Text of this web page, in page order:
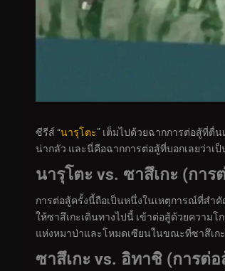
ซีรีส์ “นารุโตะ” เต็มไปด้วยฉากการต่อสู้ที่ตื่
น่ากลัว และนี่คือฉากการต่อสู้ที่บอกเลยว่าเ
นารุโตะ vs. ซาสึเกะ (กา
การต่อสู้ครั้งนี้ถือเป็นหนึ่งในเหตุการณ์ที่สำ
ให้ซาสึเกะเดินทางไปนี้ เข้าต่อสู้ด้วยความ
แห่งหมาป่าและโหมดเซียนในขณะที่ซาสึเก
ซาสึเกะ vs. อิทาชิ (การต่